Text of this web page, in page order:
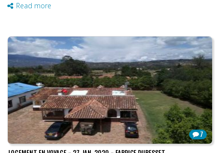
Read more
7